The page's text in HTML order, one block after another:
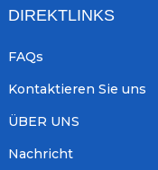
DIREKTLINKS
FAQs
Kontaktieren Sie uns
ÜBER UNS
Nachricht